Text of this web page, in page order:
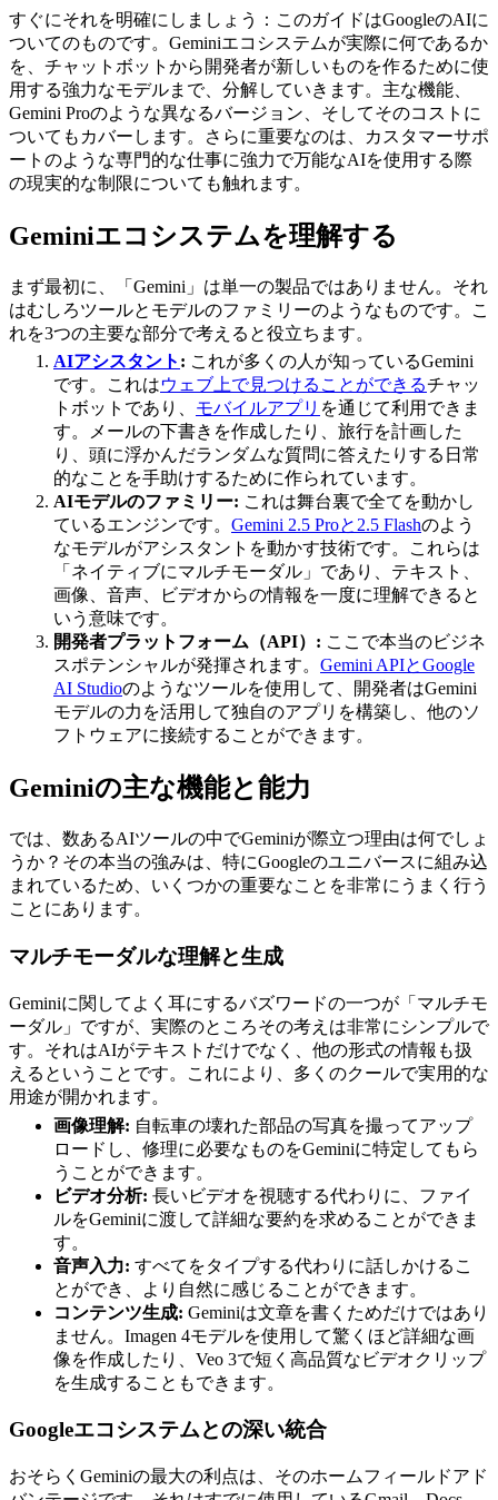
すぐにそれを明確にしましょう：このガイドはGoogleのAIに
ついてのものです。Geminiエコシステムが実際に何であるか
を、チャットボットから開発者が新しいものを作るために使
用する強力なモデルまで、分解していきます。主な機能、
Gemini Proのような異なるバージョン、そしてそのコストに
ついてもカバーします。さらに重要なのは、カスタマーサポ
ートのような専門的な仕事に強力で万能なAIを使用する際
の現実的な制限についても触れます。
Geminiエコシステムを理解する
まず最初に、「Gemini」は単一の製品ではありません。それ
はむしろツールとモデルのファミリーのようなものです。こ
れを3つの主要な部分で考えると役立ちます。
AIアシスタント : これが多くの人が知っているGemini
です。これはウェブ上で見つけることができるチャッ
トボットであり、 モバイルアプリ を通じて利用できま
す。メールの下書きを作成したり、旅行を計画した
り、頭に浮かんだランダムな質問に答えたりする日常
的なことを手助けするために作られています。
AIモデルのファミリー: これは舞台裏で全てを動かし
ているエンジンです。 Gemini 2.5 Proと2.5 Flashのよう
なモデルがアシスタントを動かす技術です。これらは
「ネイティブにマルチモーダル」であり、テキスト、
画像、音声、ビデオからの情報を一度に理解できると
いう意味です。
開発者プラットフォーム（API）: ここで本当のビジネ
スポテンシャルが発揮されます。 Gemini APIとGoogle
AI Studioのようなツールを使用して、開発者はGemini
モデルの力を活用して独自のアプリを構築し、他のソ
フトウェアに接続することができます。
Geminiの主な機能と能力
では、数あるAIツールの中でGeminiが際立つ理由は何でしょ
うか？その本当の強みは、特にGoogleのユニバースに組み込
まれているため、いくつかの重要なことを非常にうまく行う
ことにあります。
マルチモーダルな理解と生成
Geminiに関してよく耳にするバズワードの一つが「マルチモ
ーダル」ですが、実際のところその考えは非常にシンプルで
す。それはAIがテキストだけでなく、他の形式の情報も扱
えるということです。これにより、多くのクールで実用的な
用途が開かれます。
画像理解: 自転車の壊れた部品の写真を撮ってアップ
ロードし、修理に必要なものをGeminiに特定してもら
うことができます。
ビデオ分析: 長いビデオを視聴する代わりに、ファイ
ルをGeminiに渡して詳細な要約を求めることができま
す。
音声入力: すべてをタイプする代わりに話しかけるこ
とができ、より自然に感じることができます。
コンテンツ生成: Geminiは文章を書くためだけではあり
ません。Imagen 4モデルを使用して驚くほど詳細な画
像を作成したり、Veo 3で短く高品質なビデオクリップ
を生成することもできます。
Googleエコシステムとの深い統合
おそらくGeminiの最大の利点は、そのホームフィールドアド